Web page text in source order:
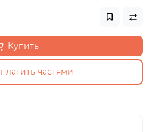
Купить
частями